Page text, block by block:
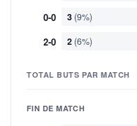
0-0 3 (9%)
2-0 2 (6%)
TOTAL BUTS PAR MATCH
FIN DE MATCH